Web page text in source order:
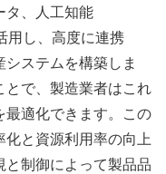
タ、人工知能
用し、高度に連携
ステムを構築しま
で、製造業者はこれ
最適化できます。この
と資源利用率の向上
制御によって製品品